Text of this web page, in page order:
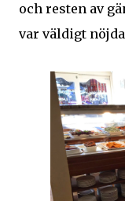
och resten av
var väldigt